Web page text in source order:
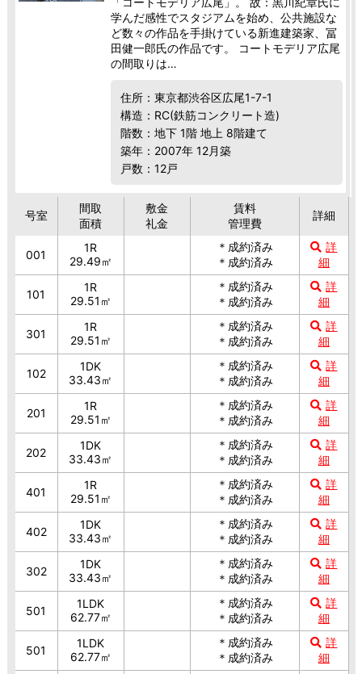
学んだ感性でスタジアムを始め、公共施設な
ど数々の作品を手掛けている新進建築家、冨
田健一郎氏の作品です。 コートモデリア広尾
の間取りは…
住所：東京都渋谷区広尾1-7-1
構造：RC(鉄筋コンクリート造)
階数：地下 1階 地上 8階建て
築年：2007年 12月築
戸数：12戸
号室
間取
面積
敷金
礼金
賃料
管理費
詳細
001
1R
29.49㎡
＊成約済み
＊成約済み
詳
細
101
1R
29.51㎡
＊成約済み
＊成約済み
詳
細
301
1R
29.51㎡
＊成約済み
＊成約済み
詳
細
102
1DK
33.43㎡
＊成約済み
＊成約済み
詳
細
201
1R
29.51㎡
＊成約済み
＊成約済み
詳
細
202
1DK
33.43㎡
＊成約済み
＊成約済み
詳
細
401
1R
29.51㎡
＊成約済み
＊成約済み
詳
細
402
1DK
33.43㎡
＊成約済み
＊成約済み
詳
細
302
1DK
33.43㎡
＊成約済み
＊成約済み
詳
細
501
1LDK
62.77㎡
＊成約済み
＊成約済み
詳
細
501
1LDK
62.77㎡
＊成約済み
＊成約済み
詳
細